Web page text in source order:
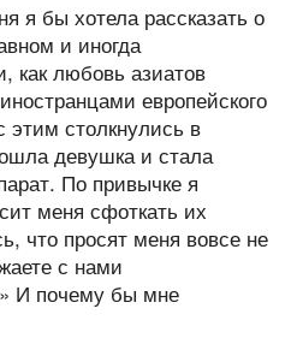
я бы хотела рассказать о
и иногда
как любовь азиатов
европейского
столкнулись в
девушка и стала
По привычке я
меня сфоткать их
что просят меня вовсе не
с нами
И почему бы мне